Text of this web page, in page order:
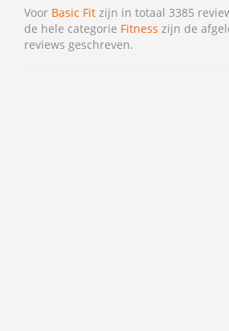
Voor Basic Fit zijn in totaal 3385
de hele categorie Fitness zijn de
reviews geschreven.